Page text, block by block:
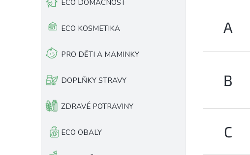
n
n
ECO DOMÁCNOST
ECO KOSMETIKA
PRO DĚTI A MAMINKY
DOPLŇKY STRAVY
ZDRAVÉ POTRAVINY
ECO OBALY
A
B
C